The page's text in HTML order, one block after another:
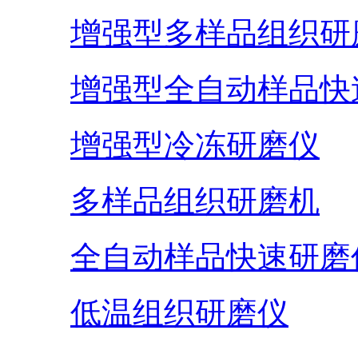
增强型多样品组织
增强型全自动样品
增强型冷冻研磨仪
多样品组织研磨机
全自动样品快速研磨
低温组织研磨仪